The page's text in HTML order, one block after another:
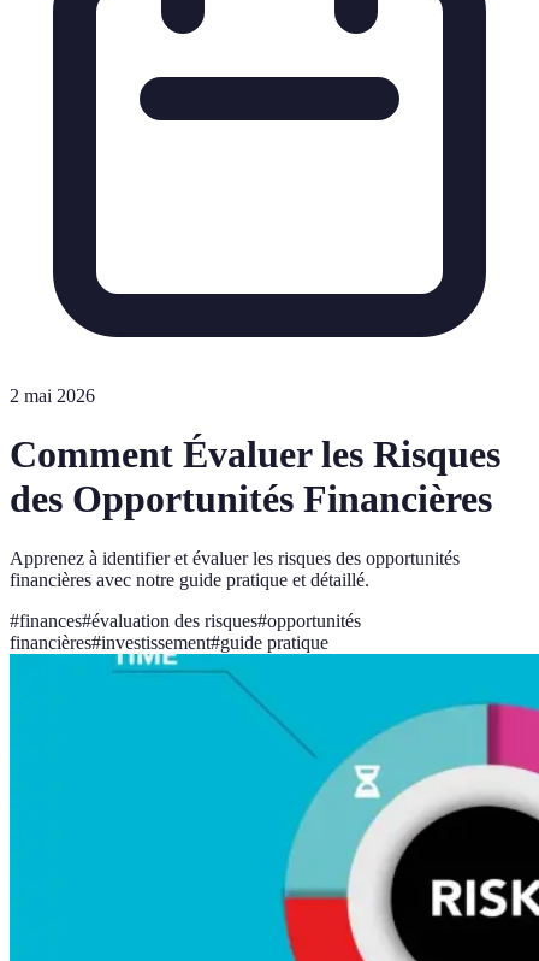
2 mai 2026
Comment Évaluer les Risques
des Opportunités Financières
Apprenez à identifier et évaluer les risques des opportunités
financières avec notre guide pratique et détaillé.
#finances#évaluation des risques#opportunités
financières#investissement#guide pratique